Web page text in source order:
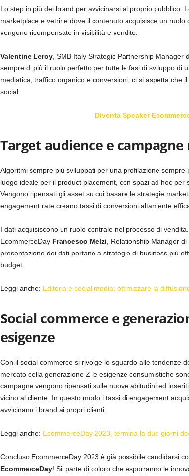
Lo step in più dei brand per avvicinarsi al proprio pubblico.
marketplace e vetrine dove il contenuto acquisisce un ruolo
vengono ricompensate in visibilità e vendite.
Valentine Leroy, SMB Italy Strategic Partnership Manager
sempre di più il ruolo perfetto per tutte le fasi di sviluppo di
mediatica, traffico organico e conversioni, ci si aspetta che
social.
Diventa Speaker
Target audience e
Algoritmi sempre più sviluppati per una profilazione sempre
luogo ideale per il product placement, con spazi ad hoc per
Vengono ripensati gli asset su cui basare le strategie
engagement rate creano tassi di conversioni altamente
I dati acquisiscono un ruolo centrale nel processo di
EcommerceDay Francesco Melzi , Relationship Manager di
presentazione dei dati portano a strategie di business più
budget.
Leggi anche: Editoria e social media: ottimizzare la
Social commerce e
esigenze
Con il social commerce si rivolge lo sguardo alle tendenze
mercato della generazione Z le esigenze consumistiche
campagne vengono ripensati sulle nuove abitudini ed
vicino al cliente. In questo modo i tassi di engagement
avvicinano i brand ai propri clienti.
Leggi anche: EcommerceDay 2023, termina la due giorni
Concluso EcommerceDay 2023 è già possibile candidarsi
EcommerceDay! Sii parte di coloro che esporranno le